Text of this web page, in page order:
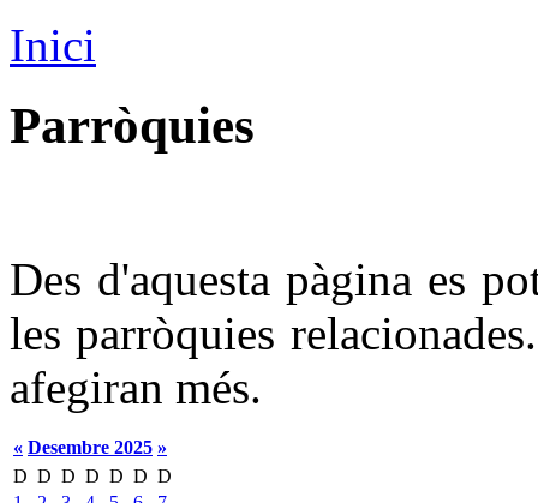
Inici
Parròquies
Des d'aquesta pàgina es
les parròquies
afegiran més.
« Desembre 2025 »
D D D D D D D